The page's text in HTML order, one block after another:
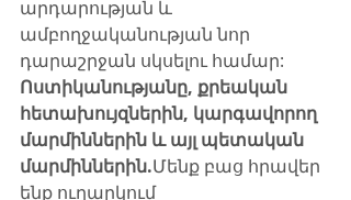
արդարության և
ամբողջականության նոր
դարաշրջան սկսելու համար:​
Ոստիկանությանը, քրեական
հետախույզներին, կարգավորող
մարմիններին և այլ պետական
մարմիններին.Մենք բաց հրավեր
ենք ուղարկում